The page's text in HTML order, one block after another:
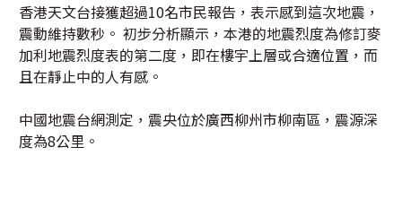
香港天文台接獲超過10名市民報告，表示感到這次地震，
震動維持數秒。 初步分析顯示，本港的地震烈度為修訂麥
加利地震烈度表的第二度，即在樓宇上層或合適位置，而
且在靜止中的人有感。
中國地震台網測定，震央位於廣西柳州市柳南區，震源深
度為8公里。